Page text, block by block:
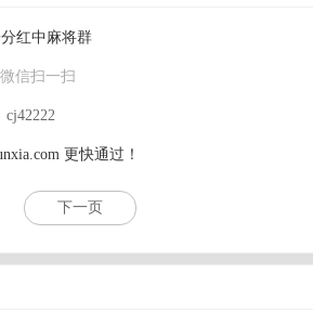
信扫一扫
cj42222
更快通过！
下一页